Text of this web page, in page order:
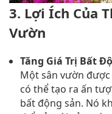
3. Lợi Ích Của
Vườn
Tăng Giá Trị Bất
Một sân vườn
có thể tạo ra ấn
bất động sản. Nó